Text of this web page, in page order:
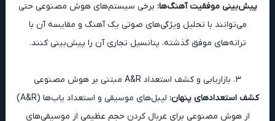
پیش‌بینی موفقیت آهنگ‌ها: برخی سیستم‌های هوش مصنوعی حتی
می‌توانند با تحلیل ویژگی‌های صوتی یک آهنگ و مقایسه آن با
ترانه‌های موفق گذشته، پتانسیل تجاری آن را پیش‌بینی کنند.
۳. بازاریابی و کشف استعداد A&R مبتنی بر هوش مصنوعی
کشف استعدادهای پنهان:
لیبل‌های موسیقی و استعداد یاب‌ها (A&R)
از هوش مصنوعی برای غربال کردن حجم عظیمی از موسیقی‌های